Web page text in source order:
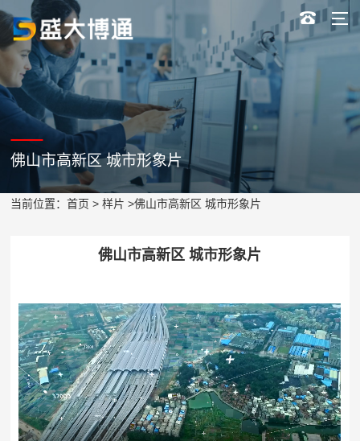
佛山市高新区 城市形象片
当前位置：首页 >样片 >佛山市高新区 城市形象片
佛山市高新区 城市形象片